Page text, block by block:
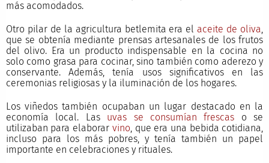
más acomodados.
Otro pilar de la agricultura betlemita era el aceite de oliva,
que se obtenía mediante prensas artesanales de los frutos
del olivo. Era un producto indispensable en la cocina no
solo como grasa para cocinar, sino también como aderezo y
conservante. Además, tenía usos significativos en las
ceremonias religiosas y la iluminación de los hogares.
Los viñedos también ocupaban un lugar destacado en la
economía local. Las uvas se consumían frescas o se
utilizaban para elaborar vino, que era una bebida cotidiana,
incluso para los más pobres, y tenía también un papel
importante en celebraciones y rituales.